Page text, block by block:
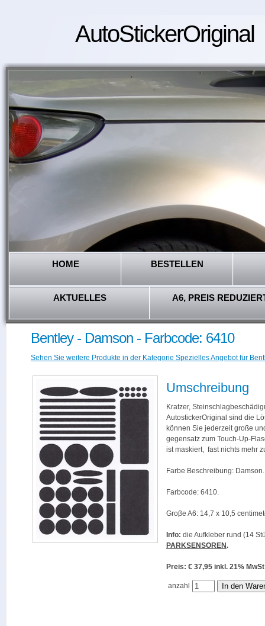
AutoStickerOriginal
HOME BESTELLEN
AKTUELLES A6, PREIS
Bentley - Damson - Farbcode: 6410
Sehen Sie weitere Produkte in der Kategorie Spezielles Angebot für
Umschreibung
Kratzer,
AutostickerOriginal sind die
können Sie jederzeit große
gegensatz zum Touch-Up-
ist maskiert, fast nichts mehr
Farbe Beschreibung: Damson.
Farbcode: 6410.
Groβe A6: 14,7 x 10,5
Info: die Aufkleber rund (14
PARKSENSOREN.
Preis: € 37,95 inkl. 21%
anzahl